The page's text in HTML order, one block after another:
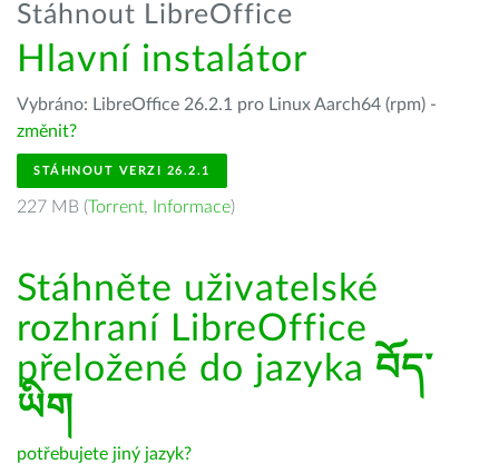
Stáhnout LibreOffice
Hlavní instalátor
Vybráno: LibreOffice 26.2.1 pro Linux Aarch64 (rpm) -
změnit?
STÁHNOUT VERZI 26.2.1
227 MB (Torrent, Informace)
Stáhněte uživatelské
rozhraní LibreOffice
přeložené do jazyka བོད་
ཡིག
potřebujete jiný jazyk?